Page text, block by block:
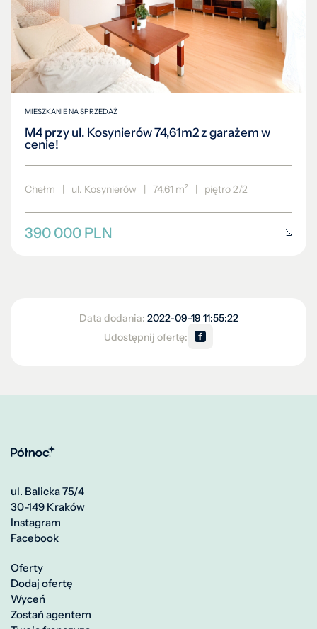
MIESZKANIE NA SPRZEDAŻ
M4 przy ul. Kosynierów 74,61m2 z garażem w
cenie!
Chełm | ul. Kosynierów | 74.61 m² | piętro 2/2
390 000 PLN
Data dodania: 2022-09-19 11:55:22
Udostępnij ofertę:
ul. Balicka 75/4
30-149 Kraków
Instagram
Facebook
Oferty
Dodaj ofertę
Wyceń
Zostań agentem